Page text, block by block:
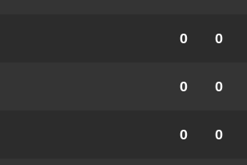
0 0
0 0
0 0